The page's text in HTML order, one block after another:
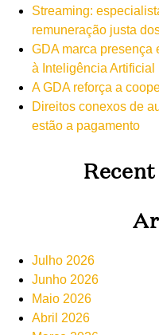
Streaming:
remuneração justa
GDA marca presença
à Inteligência Artificial
A GDA reforça a
Direitos conexos de
estão a pagamento
Julho 2026
Junho 2026
Maio 2026
Abril 2026